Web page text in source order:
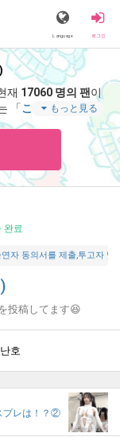
Language 로그인
재 17060 명의 팬 이
「このコスプレ
있습니다.
もっと見る
완료
자 동의서를 제출,투고자
投稿してます😆
호
プレは！？②